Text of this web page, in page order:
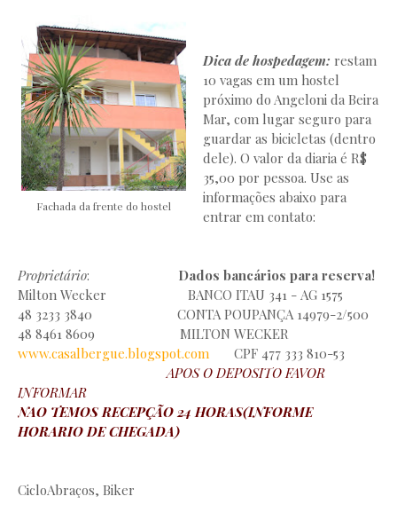
Fachada da frente do hostel
Dica de hospedagem: restam
10 vagas em um hostel
próximo do Angeloni da Beira
Mar, com lugar seguro para
guardar as bicicletas (dentro
dele). O valor da diaria é R$
35,00 por pessoa. Use as
informações abaixo para
entrar em contato:
Proprietário:
Dados bancários para reserva!
Milton Wecker BANCO ITAU 341 - AG 1575
48 3233 3840 CONTA POUPANÇA 14979-2/500
48 8461 8609 MILTON WECKER
www.casalbergue.blogspot.com
CPF 477 333 810-53
APOS O DEPOSITO FAVOR
INFORMAR
NAO TEMOS RECEPÇÃO 24 HORAS(INFORME
HORARIO DE CHEGADA)
CicloAbraços, Biker